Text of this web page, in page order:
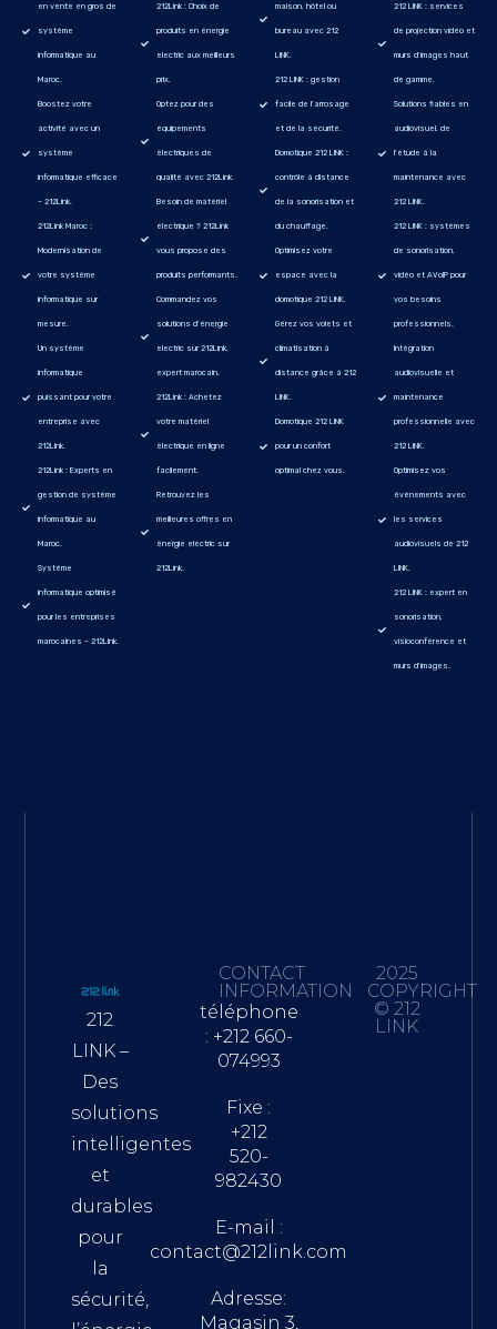
en vente en gros de
système
informatique au
Maroc.
Boostez votre
activité avec un
système
informatique efficace
– 212Link.
212Link Maroc :
Modernisation de
votre système
informatique sur
mesure.
Un système
informatique
puissant pour votre
entreprise avec
212Link.
212Link : Experts en
gestion de système
informatique au
Maroc.
Système
informatique optimisé
pour les entreprises
marocaines – 212Link.
212Link : Choix de
produits en énergie
electric aux meilleurs
prix.
Optez pour des
équipements
électriques de
qualité avec 212Link.
Besoin de matériel
électrique ? 212Link
vous propose des
produits performants.
Commandez vos
solutions d’énergie
electric sur 212Link,
expert marocain.
212Link : Achetez
votre matériel
électrique en ligne
facilement.
Retrouvez les
meilleures offres en
énergie electric sur
212Link.
maison, hôtel ou
bureau avec 212
LINK.
212 LINK : gestion
facile de l’arrosage
et de la sécurité.
Domotique 212 LINK :
contrôle à distance
de la sonorisation et
du chauffage.
Optimisez votre
espace avec la
domotique 212 LINK.
Gérez vos volets et
climatisation à
distance grâce à 212
LINK.
Domotique 212 LINK
pour un confort
optimal chez vous.
212 LINK : services
de projection vidéo et
murs d'images haut
de gamme.
Solutions fiables en
audiovisuel, de
l'étude à la
maintenance avec
212 LINK.
212 LINK : systèmes
de sonorisation,
vidéo et AVoIP pour
vos besoins
professionnels.
Intégration
audiovisuelle et
maintenance
professionnelle avec
212 LINK.
Optimisez vos
événements avec
les services
audiovisuels de 212
LINK.
212 LINK : expert en
sonorisation,
visioconférence et
murs d'images.
212
LINK –
Des
solutions
intelligentes
et
durables
pour
la
sécurité,
CONTACT
INFORMATION
téléphone
: +212 660-
074993
Fixe :
+212
520-
982430
E-mail :
contact@212link.com
Adresse:
Magasin 3,
2025
COPYRIGHT
© 212
LINK